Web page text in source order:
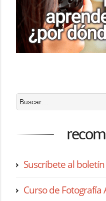
Suscríbete al
Curso de Fotografía